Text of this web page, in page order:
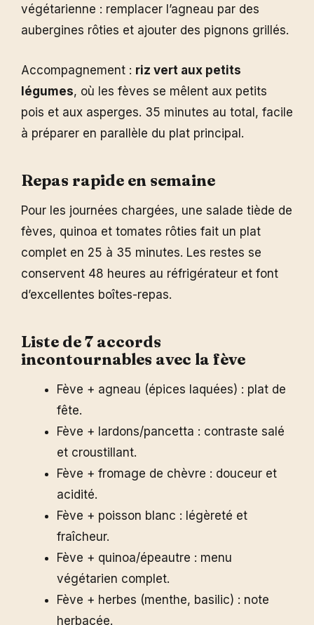
végétarienne : remplacer l’agneau par des
aubergines rôties et ajouter des pignons grillés.
Accompagnement : riz vert aux petits
légumes, où les fèves se mêlent aux petits
pois et aux asperges. 35 minutes au total, facile
à préparer en parallèle du plat principal.
Repas rapide en semaine
Pour les journées chargées, une salade tiède de
fèves, quinoa et tomates rôties fait un plat
complet en 25 à 35 minutes. Les restes se
conservent 48 heures au réfrigérateur et font
d’excellentes boîtes-repas.
Liste de 7 accords
incontournables avec la fève
Fève + agneau (épices laquées) : plat de
fête.
Fève + lardons/pancetta : contraste salé
et croustillant.
Fève + fromage de chèvre : douceur et
acidité.
Fève + poisson blanc : légèreté et
fraîcheur.
Fève + quinoa/épeautre : menu
végétarien complet.
Fève + herbes (menthe, basilic) : note
herbacée.